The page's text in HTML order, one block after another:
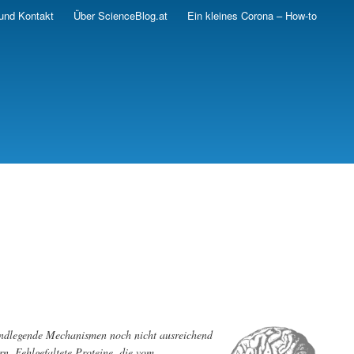
Kontakt Über ScienceBlog.at Ein kleines Corona – How-to
Mechanismen noch nicht ausreichend